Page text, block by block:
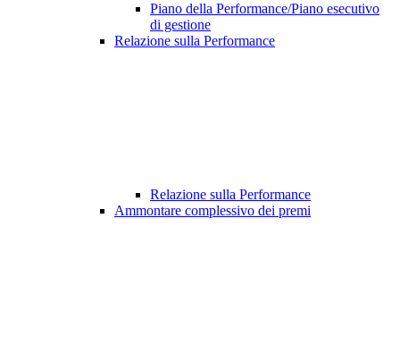
Piano della Performance/Piano esecutivo
di gestione
Relazione sulla Performance
Relazione sulla Performance
Ammontare complessivo dei premi